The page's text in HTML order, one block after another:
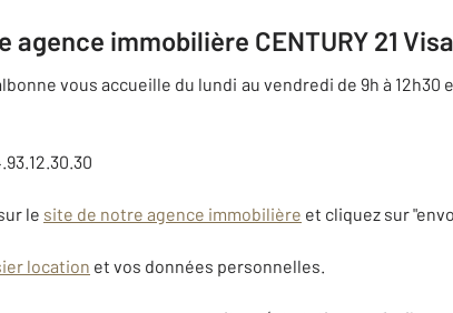
immobilière CENTURY 21
vous accueille du lundi au vendredi de 9h à 12h30
le site de notre agence immobilière et cliquez sur
location et vos données personnelles.